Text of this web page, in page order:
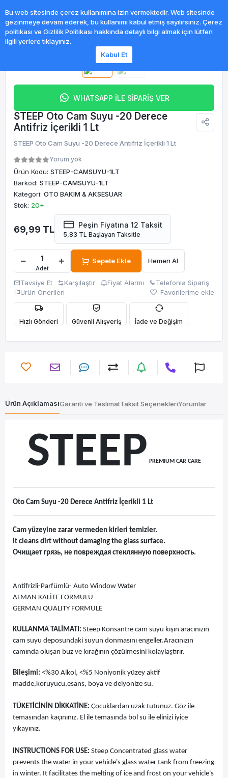
WHATSAPP İLE SİPARİŞ VER
STEEP Oto Cam Suyu -20 Derece
Antifriz İçerikli 1 Lt
STEEP Oto Cam Suyu -20 Derece Antifriz İçerikli 1 Lt
Yorum yok
Ürün Kodu: STEEP-CAMSUYU-1LT
Barkod: STEEP-CAMSUYU-1LT
Kategori: OTO BAKIM & AKSESUAR
Stok: 20+
69,99 TL Peşin Fiyatına 12 Taksit
5,83 TL Başlayan Taksitle
Adet
Sepete Ekle Hemen Al
Tavsiye Et Karşılaştır Fiyat Alarmı
Telefonla Sipariş
Ürün Önerileri
Favorilerime ekle
Hızlı Gönderi Güvenli Alışveriş İade ve Değişim
Ürün AçıklamasıGaranti ve TeslimatTaksit SeçenekleriYorumlar
STEEP PREMIUM CAR CARE
Oto Cam Suyu -20 Derece Antifriz İçerikli 1 Lt
Cam yüzeyine zarar vermeden kirleri temizler.
It cleans dirt without damaging the glass surface.
Очищает грязь, не повреждая стеклянную поверхность.
Antifrizli-Parfümlü- Auto Window Water
ALMAN KALİTE FORMULÜ
GERMAN QUALITY FORMULE
KULLANMA TALİMATI: Steep Konsantre cam suyu kışın aracınızın
cam suyu deposundaki suyun donmasını engeller.Aracınızın
camında oluşan buz ve kırağının çözülmesini kolaylaştırır.
Bileşimi: <%30 Alkol, <%5 Noniyonik yüzey aktif
madde,koruyucu,esans, boya ve deiyonize su.
TÜKETİCİNİN DİKKATİNE: Çocuklardan uzak tutunuz. Göz ile
temasından kaçınınız. El ile temasında bol su ile elinizi iyice
yıkayınız.
INSTRUCTIONS FOR USE: Steep Concentrated glass water
prevents the water in your vehicle's glass water tank from freezing
in winter. It facilitates the melting of ice and frost on your vehicle's
Bu web sitesinde çerez kullanımına izin vermektedir. Web sitesinde
gezinmeye devam ederek, bu kullanımı kabul etmiş sayılırsınız. Çerez
politikası ve Gizlilik Politikası hakkında detaylı bilgi almak için lütfen
ilgili yerlere tıklayınız.
Kabul Et